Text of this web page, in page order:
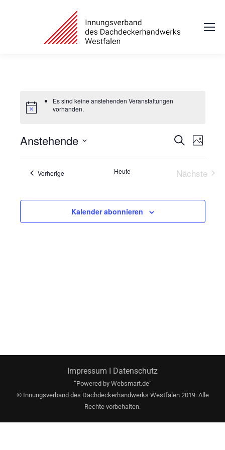
Es sind keine anstehenden Veranstaltungen
vorhanden.
Suche
und
Suche
Foto
Anstehende
Datum
auswählen.
VorherigeVeranstaltungen Heute
Nächste
Kalender abonnieren
© Innungsverband des Dachdeckerhandwerks Westfalen 2019. Alle
Rechte vorbehalten.
Impressum I Datenschutz
“Powered by Websmart.de”